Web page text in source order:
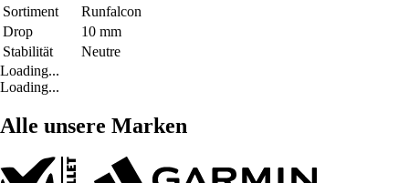
Sortiment
Runfalcon
Drop
10 mm
Stabilität
Neutre
Loading...
Loading...
Alle unsere Marken